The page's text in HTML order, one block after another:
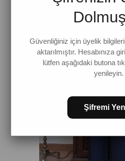
Güvenliğiniz için üyelik
aktarılmıştır. Hesabınıza
lütfen aşağıdaki butona
yenileyin.
Şifremi